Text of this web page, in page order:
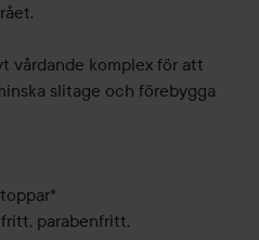
vårdande komplex för att
slitage och förebygga
parabenfritt.